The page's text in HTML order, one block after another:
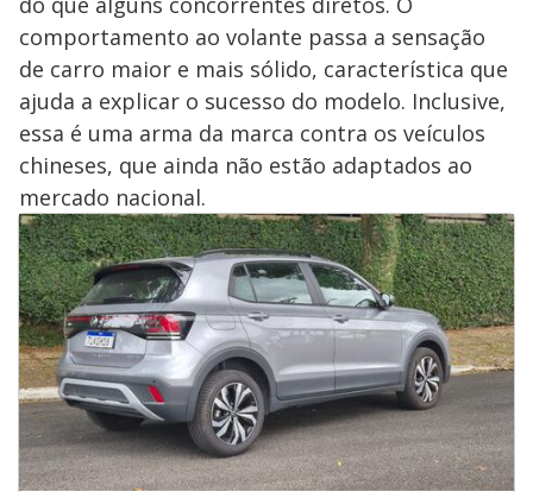
comportamento ao volante passa a sensação
de carro maior e mais sólido, característica que
ajuda a explicar o sucesso do modelo. Inclusive,
essa é uma arma da marca contra os veículos
chineses, que ainda não estão adaptados ao
mercado nacional.